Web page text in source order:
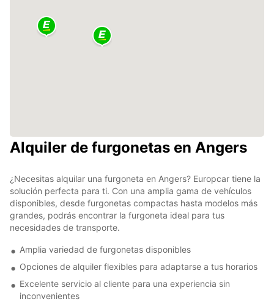
Alquiler de furgonetas en Angers
¿Necesitas alquilar una furgoneta en Angers? Europcar tiene la
solución perfecta para ti. Con una amplia gama de vehículos
disponibles, desde furgonetas compactas hasta modelos más
grandes, podrás encontrar la furgoneta ideal para tus
necesidades de transporte.
Amplia variedad de furgonetas disponibles
Opciones de alquiler flexibles para adaptarse a tus horarios
Excelente servicio al cliente para una experiencia sin
inconvenientes